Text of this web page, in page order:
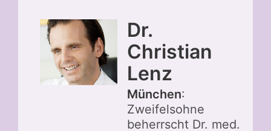
Dr.
Christian
Lenz
München:
Zweifelsohne
beherrscht Dr. med.